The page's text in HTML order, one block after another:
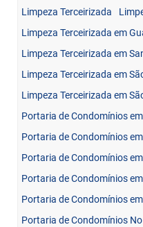
Limpeza Terceirizada
Limpeza Terceirizada em
Limpeza Terceirizada em
Limpeza Terceirizada em
Limpeza Terceirizada em
Portaria de Condomínios
Portaria de Condomínios
Portaria de Condomínios
Portaria de Condomínios
Portaria de Condomínios
Portaria de Condomínios No